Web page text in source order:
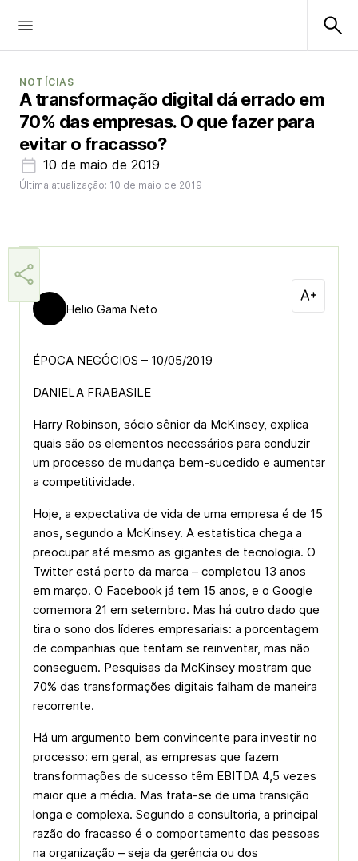
NOTÍCIAS
A transformação digital dá errado em
70% das empresas. O que fazer para
evitar o fracasso?
10 de maio de 2019
Última atualização: 10 de maio de 2019
Helio Gama Neto
ÉPOCA NEGÓCIOS – 10/05/2019
DANIELA FRABASILE
Harry Robinson, sócio sênior da McKinsey, explica
quais são os elementos necessários para conduzir
um processo de mudança bem-sucedido e aumentar
a competitividade.
Hoje, a expectativa de vida de uma empresa é de 15
anos, segundo a McKinsey. A estatística chega a
preocupar até mesmo as gigantes de tecnologia. O
Twitter está perto da marca – completou 13 anos
em março. O Facebook já tem 15 anos, e o Google
comemora 21 em setembro. Mas há outro dado que
tira o sono dos líderes empresariais: a porcentagem
de companhias que tentam se reinventar, mas não
conseguem. Pesquisas da McKinsey mostram que
70% das transformações digitais falham de maneira
recorrente.
Há um argumento bem convincente para investir no
processo: em geral, as empresas que fazem
transformações de sucesso têm EBITDA 4,5 vezes
maior que a média. Mas trata-se de uma transição
longa e complexa. Segundo a consultoria, a principal
razão do fracasso é o comportamento das pessoas
na organização – seja da gerência ou dos